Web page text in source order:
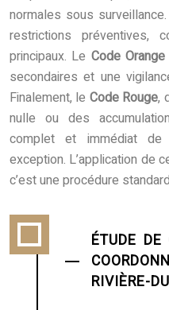
normales sous
restrictions préventives,
principaux. Le Code Orange
secondaires et une
Finalement, le Code Rouge,
nulle ou des
complet et immédiat
exception. L’application de
c’est une procédure
ÉTUDE
RIVIÈRE-